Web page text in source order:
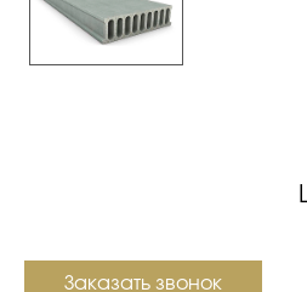
Заказать звонок